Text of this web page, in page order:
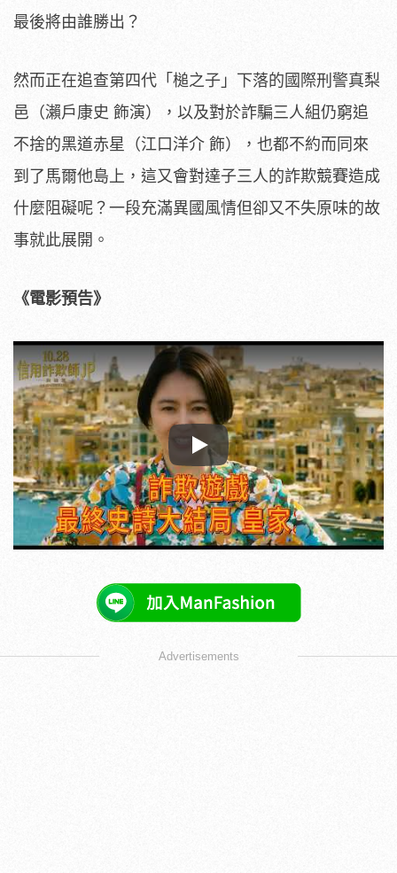
最後將由誰勝出？
然而正在追查第四代「槌之子」下落的國際刑警真梨
邑（瀨戶康史 飾演），以及對於詐騙三人組仍窮追
不捨的黑道赤星（江口洋介 飾），也都不約而同來
到了馬爾他島上， 這又會對達子三人的詐欺競賽造成
什麼阻礙呢？ 一段充滿異國風情但卻又不失原味的故
事就此展開。
《電影預告》
Play
Advertisements